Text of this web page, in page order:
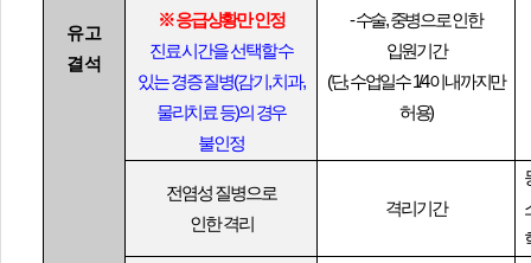
유고
결석
※응급상황만 인정
진료 시간을 선택할 수
있는 경증 질병(감기 ,치과,
물리치료 등)의 경우
불인정
-수술,중병으로 인한
입원기간
(단,수업일수1/4이내까지만
허용)
전염성 질병으로
인한 격리
격리기간